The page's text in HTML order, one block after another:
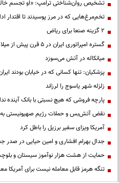
تشخیص روان‌شناختی ترامپ: «او تجسم
تخم‌مرغ‌هایی که در مرز پوسیدند تا اقتدار
۲ گزینه صنعا برای ریاض
گستره امپراتوری ایران در ۵ قرن پیش از میلاد؛ تصویری از ایران ۲۵ قرن پیش
میانکاله در آتش می‌سوزد
پزشکیان: تنها کسانی که در خیابان بودند
زلزله شهر یاسوج را لرزاند
پارچه فروشی که هیچ نسبتی با بانک آینده
نقض آتش‌بس و حملات رژیم صهیونیستی به
آمریکا ویزای سفیر برزیل را باطل کرد
جدال بهرام افشاری و امین حیایی در صدر
حمایت از هشت هزار نوآموز سیستان و
تنگه هرمز قابل معامله نیست برای آمریکا